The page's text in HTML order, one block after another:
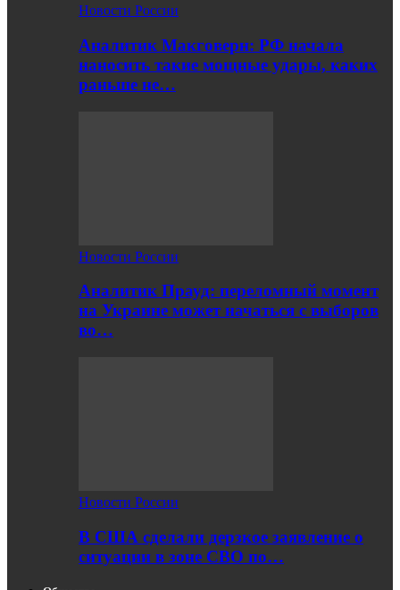
Новости России
Аналитик Макговерн: РФ начала
наносить такие мощные удары, каких
раньше не…
Новости России
Аналитик Прауд: переломный момент
на Украине может начаться с выборов
во…
Новости России
В США сделали дерзкое заявление о
ситуации в зоне СВО по…